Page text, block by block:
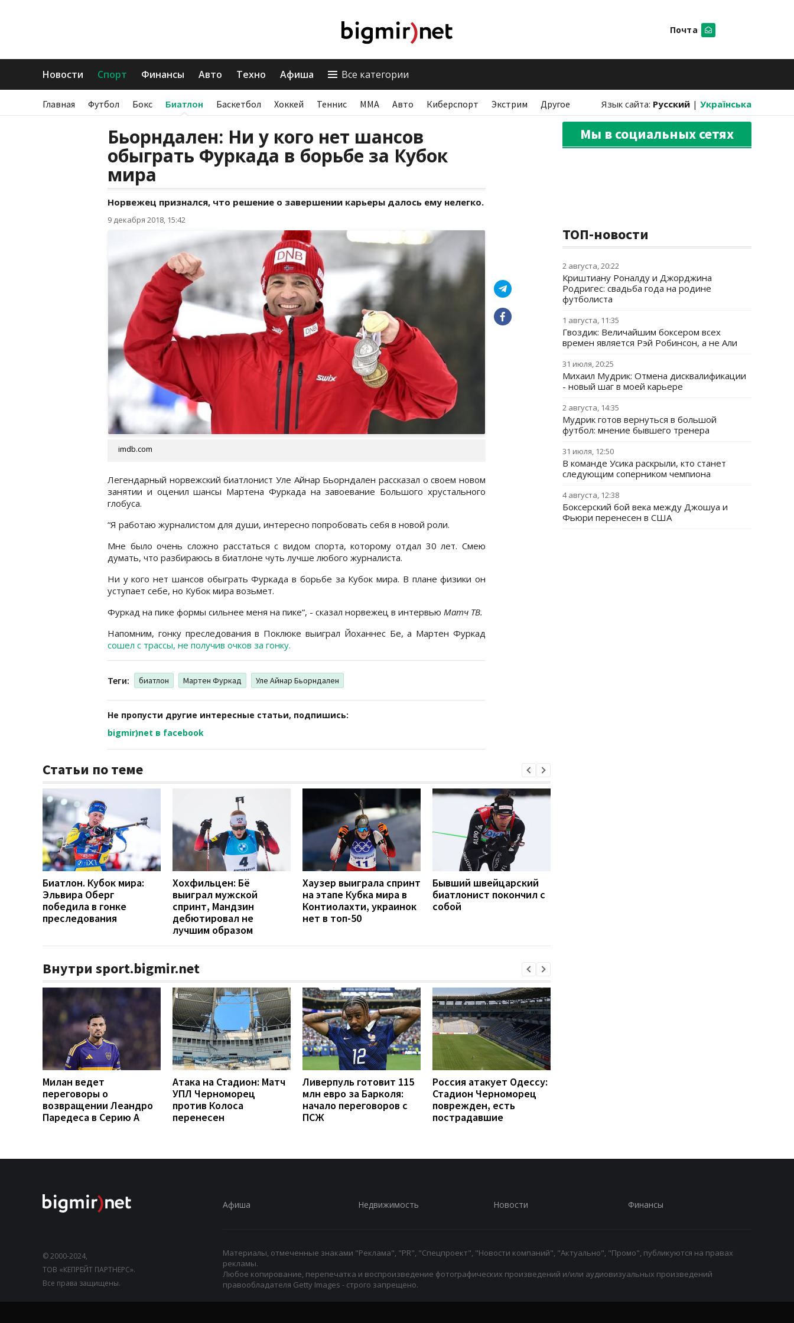
Почта
Новости Спорт Финансы Авто Техно Афиша Все категории
Главная Футбол Бокс Биатлон Баскетбол Хоккей Теннис ММА Авто Киберспорт Экстрим Другое Язык сайта: Русский | Українська
Бьорндален: Ни у кого нет шансов
обыграть Фуркада в борьбе за Кубок
мира
Норвежец признался, что решение о завершении карьеры далось ему нелегко.
9 декабря 2018, 15:42
imdb.com
Легендарный норвежский биатлонист Уле Айнар Бьорндален рассказал о своем новом
занятии и оценил шансы Мартена Фуркада на завоевание Большого хрустального
глобуса.
“Я работаю журналистом для души, интересно попробовать себя в новой роли.
Мне было очень сложно расстаться с видом спорта, которому отдал 30 лет. Смею
думать, что разбираюсь в биатлоне чуть лучше любого журналиста.
Ни у кого нет шансов обыграть Фуркада в борьбе за Кубок мира. В плане физики он
уступает себе, но Кубок мира возьмет.
Фуркад на пике формы сильнее меня на пике“, - сказал норвежец в интервью Матч ТВ.
Напомним, гонку преследования в Поклюке выиграл Йоханнес Бе, а Мартен Фуркад
сошел с трассы, не получив очков за гонку.
Теги: биатлон Мартен Фуркад Уле Айнар Бьорндален
Не пропусти другие интересные статьи, подпишись:
bigmir)net в facebook
Статьи по теме
Биатлон. Кубок мира:
Эльвира Оберг
победила в гонке
преследования
Хохфильцен: Бё
выиграл мужской
спринт, Мандзин
дебютировал не
лучшим образом
Хаузер выиграла спринт
на этапе Кубка мира в
Контиолахти, украинок
нет в топ-50
Бывший швейцарский
биатлонист покончил с
собой
Внутри sport.bigmir.net
Милан ведет
переговоры о
возвращении Леандро
Паредеса в Серию А
Атака на Стадион: Матч
УПЛ Черноморец
против Колоса
перенесен
Ливерпуль готовит 115
млн евро за Барколя:
начало переговоров с
ПСЖ
Россия атакует Одессу:
Стадион Черноморец
поврежден, есть
пострадавшие
Мы в социальных сетях
ТОП-новости
2 августа, 20:22
Криштиану Роналду и Джорджина
Родригес: свадьба года на родине
футболиста
1 августа, 11:35
Гвоздик: Величайшим боксером всех
времен является Рэй Робинсон, а не Али
31 июля, 20:25
Михаил Мудрик: Отмена дисквалификации
- новый шаг в моей карьере
2 августа, 14:35
Мудрик готов вернуться в большой
футбол: мнение бывшего тренера
31 июля, 12:50
В команде Усика раскрыли, кто станет
следующим соперником чемпиона
4 августа, 12:38
Боксерский бой века между Джошуа и
Фьюри перенесен в США
© 2000-2024,
ТОВ «КЕПРЕЙТ ПАРТНЕРС».
Все права защищены.
Афиша Недвижимость Новости Финансы
Материалы, отмеченные знаками "Реклама", "PR", "Спецпроект", "Новости компаний", "Актуально", "Промо", публикуются на правах
рекламы.
Любое копирование, перепечатка и воспроизведение фотографических произведений и/или аудиовизуальных произведений
правообладателя Getty Images - строго запрещено.